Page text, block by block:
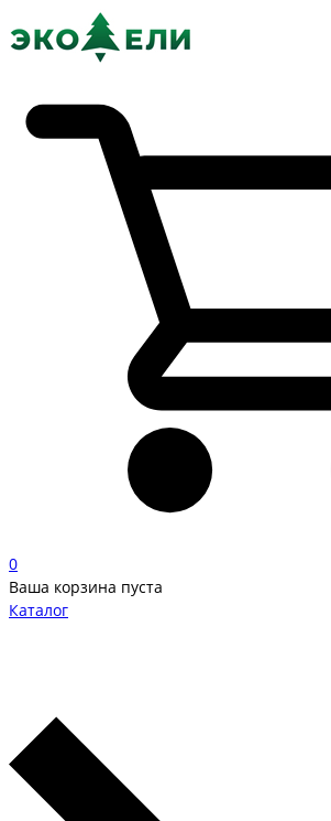
0
Ваша корзина пуста
Каталог